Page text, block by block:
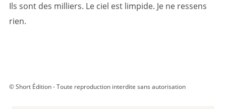
Ils sont des milliers. Le ciel est limpide. Je ne ressens
rien.
© Short Édition - Toute reproduction interdite sans autorisation